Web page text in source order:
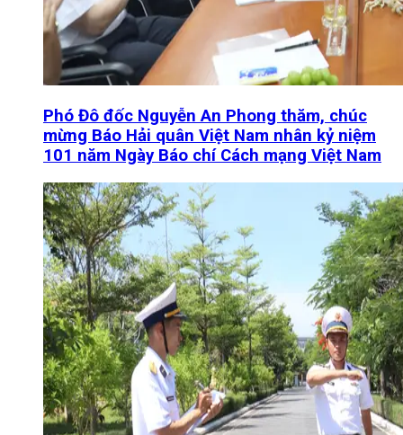
Phó Đô đốc Nguyễn An Phong thăm, chúc
mừng Báo Hải quân Việt Nam nhân kỷ niệm
101 năm Ngày Báo chí Cách mạng Việt Nam